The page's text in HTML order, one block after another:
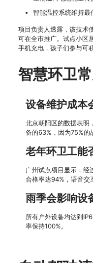
智能温控系统维持最
项目负责人透露，该技术
可在全市推广。试点小区
手机充电，孩子们参与可
智慧环卫
设备维护成本
北京朝阳区的数据表明
备的63%，因为75%的
老年环卫工能
广州试点项目显示，经
合格率达94%，语音交
雨季会影响设
所有户外设备均达到
率保持100%。